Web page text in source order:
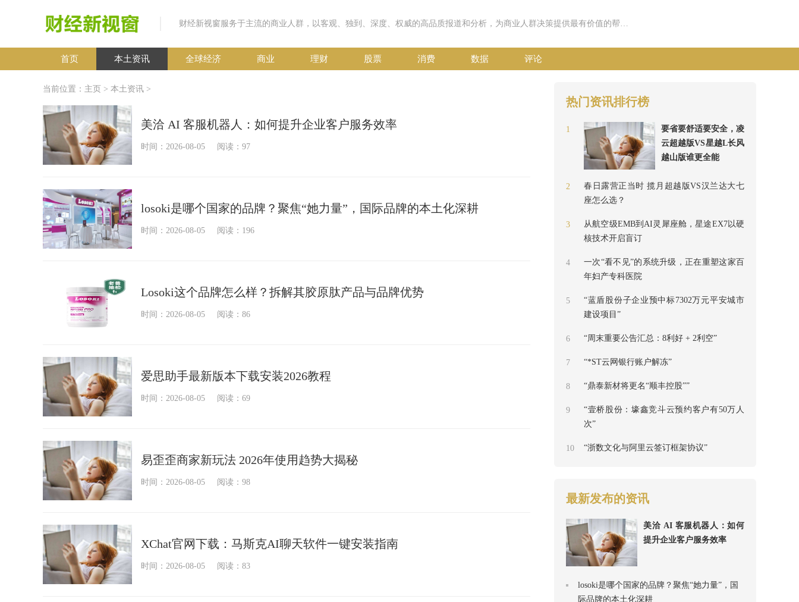
财经新视窗服务于主流的商业人群，以客观、独到、深度、权威的高品质报道和分析，为商业人群决策提供最有价值的帮助。
首页 本土资讯 全球经济 商业 理财 股票 消费 数据 评论
当前位置： 主页 > 本土资讯 >
美洽 AI 客服机器人：如何提升企业客户服务效率
时间：2026-08-05 阅读：97
losoki是哪个国家的品牌？聚焦“她力量”，国际品牌的本土化深耕
时间：2026-08-05 阅读：196
Losoki这个品牌怎么样？拆解其胶原肽产品与品牌优势
时间：2026-08-05 阅读：86
爱思助手最新版本下载安装2026教程
时间：2026-08-05 阅读：69
易歪歪商家新玩法 2026年使用趋势大揭秘
时间：2026-08-05 阅读：98
XChat官网下载：马斯克AI聊天软件一键安装指南
时间：2026-08-05 阅读：83
热门资讯排行榜
1
要省要舒适要安全，凌
云超越版VS星越L长风
越山版谁更全能
2
春日露营正当时 揽月超越版VS汉兰达大七
座怎么选？
3
从航空级EMB到AI灵犀座舱，星途EX7以硬
核技术开启盲订
4
一次“看不见”的系统升级，正在重塑这家百
年妇产专科医院
5
“蓝盾股份子企业预中标7302万元平安城市
建设项目”
6 “周末重要公告汇总：8利好 + 2利空”
7 “*ST云网银行账户解冻”
8 “鼎泰新材将更名“顺丰控股””
9
“壹桥股份：壕鑫竞斗云预约客户有50万人
次”
10 “浙数文化与阿里云签订框架协议”
最新发布的资讯
美洽 AI 客服机器人：如何
提升企业客户服务效率
losoki是哪个国家的品牌？聚焦“她力量”，国
际品牌的本土化深耕